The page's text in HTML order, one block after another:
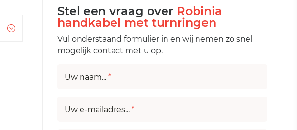
Stel een vraag over Robinia
handkabel met turnringen
Vul onderstaand formulier in en wij nemen zo snel
mogelijk contact met u op.
Uw naam... *
Uw e-mailadres... *